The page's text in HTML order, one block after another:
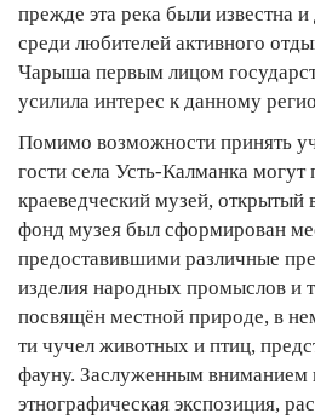
прежде эта река были известна
среди любителей активного
Чарыша первым лицом
усилила интерес к данному
Помимо возможности принять
гости села Усть-Калманка могут
краеведческий музей, открытый
фонд музея был сформирован
предоставившими различные
изделия народных промыслов и
посвящён местной природе, в
ти чучел животных и птиц,
фауну. Заслуженным вниманием
этнографическая экспозиция,